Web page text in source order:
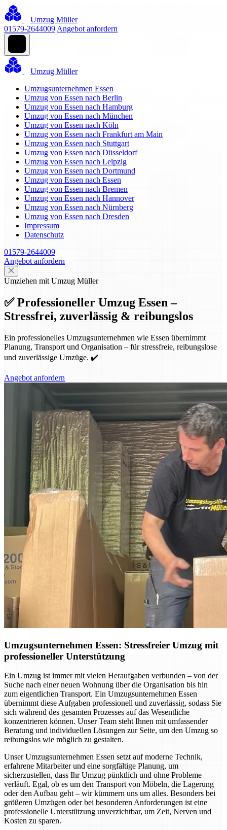
Umzug Müller
01579-2644009 Angebot anfordern
Umzug Müller
Umzugsunternehmen Essen
Umzug von Essen nach Berlin
Umzug von Essen nach Hamburg
Umzug von Essen nach München
Umzug von Essen nach Köln
Umzug von Essen nach Frankfurt am Main
Umzug von Essen nach Stuttgart
Umzug von Essen nach Düsseldorf
Umzug von Essen nach Leipzig
Umzug von Essen nach Dortmund
Umzug von Essen nach Essen
Umzug von Essen nach Bremen
Umzug von Essen nach Hannover
Umzug von Essen nach Nürnberg
Umzug von Essen nach Dresden
Impressum
Datenschutz
01579-2644009
Angebot anfordern
Umziehen mit Umzug Müller
✅ Professioneller Umzug Essen –
Stressfrei, zuverlässig & reibungslos
Ein professionelles Umzugsunternehmen wie Essen übernimmt
Planung, Transport und Organisation – für stressfreie, reibungslose
und zuverlässige Umzüge. ✔️
Angebot anfordern
Umzugsunternehmen Essen: Stressfreier Umzug mit
professioneller Unterstützung
Ein Umzug ist immer mit vielen Heraufgaben verbunden – von der
Suche nach einer neuen Wohnung über die Organisation bis hin
zum eigentlichen Transport. Ein Umzugsunternehmen Essen
übernimmt diese Aufgaben professionell und zuverlässig, sodass Sie
sich während des gesamten Prozesses auf das Wesentliche
konzentrieren können. Unser Team steht Ihnen mit umfassender
Beratung und individuellen Lösungen zur Seite, um den Umzug so
reibungslos wie möglich zu gestalten.
Unser Umzugsunternehmen Essen setzt auf moderne Technik,
erfahrene Mitarbeiter und eine sorgfältige Planung, um
sicherzustellen, dass Ihr Umzug pünktlich und ohne Probleme
verläuft. Egal, ob es um den Transport von Möbeln, die Lagerung
oder den Aufbau geht – wir kümmern uns um alles. Besonders bei
größeren Umzügen oder bei besonderen Anforderungen ist eine
professionelle Unterstützung unverzichtbar, um Zeit, Nerven und
Kosten zu sparen.